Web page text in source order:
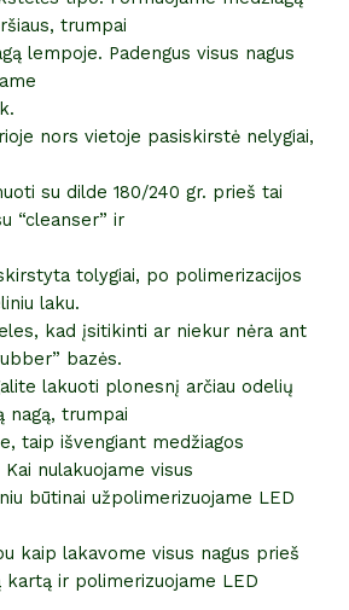
trumpai
lempoje. Padengus visus nagus
nors vietoje pasiskirstė nelygiai,
su dilde 180/240 gr. prieš tai
“cleanser” ir
tolygiai, po polimerizacijos
laku.
kad įsitikinti ar niekur nėra ant
bazės.
lakuoti plonesnį arčiau odelių
nagą, trumpai
taip išvengiant medžiagos
nulakuojame visus
būtinai užpolimerizuojame LED
kaip lakavome visus nagus prieš
ir polimerizuojame LED